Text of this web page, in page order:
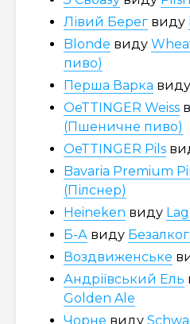
Лівий Берег виду
Blonde виду
пиво)
Перша Варка виду
OeTTINGER Weiss
(Пшеничне пиво)
OeTTINGER Pils
Bavaria Premium
(Пілснер)
Heineken виду
Б-А виду
Воздвиженське
Андріївський Ель
Golden Ale
Чорне виду